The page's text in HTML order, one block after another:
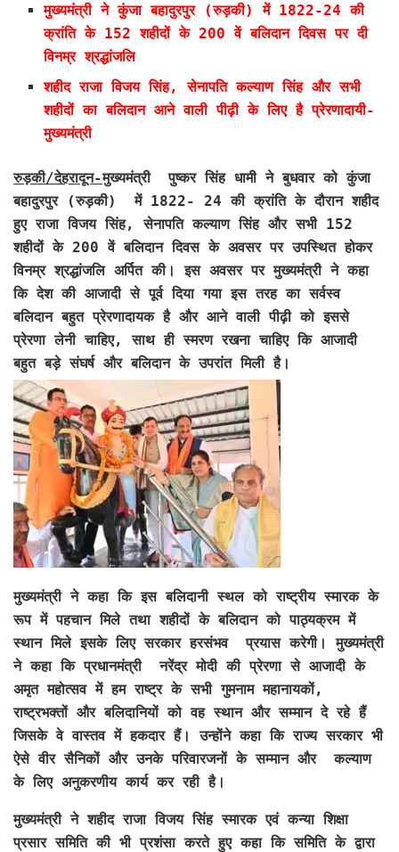
मुख्यमंत्री ने कुंजा बहादुरपुर (रुड़की) में 1822-24 की
क्रांति के 152 शहीदों के 200 वें बलिदान दिवस पर दी
विनम्र श्रद्धांजलि
शहीद राजा विजय सिंह, सेनापति कल्याण सिंह और सभी
शहीदों का बलिदान आने वाली पीढ़ी के लिए है प्रेरणादायी-
मुख्यमंत्री
रुड़की/देहरादून-मुख्यमंत्री पुष्कर सिंह धामी ने बुधवार को कुंजा
बहादुरपुर (रुड़की) में 1822- 24 की क्रांति के दौरान शहीद
हुए राजा विजय सिंह, सेनापति कल्याण सिंह और सभी 152
शहीदों के 200 वें बलिदान दिवस के अवसर पर उपस्थित होकर
विनम्र श्रद्धांजलि अर्पित की। इस अवसर पर मुख्यमंत्री ने कहा
कि देश की आजादी से पूर्व दिया गया इस तरह का सर्वस्व
बलिदान बहुत प्रेरणादायक है और आने वाली पीढ़ी को इससे
प्रेरणा लेनी चाहिए, साथ ही स्मरण रखना चाहिए कि आजादी
बहुत बड़े संघर्ष और बलिदान के उपरांत मिली है।
मुख्यमंत्री ने कहा कि इस बलिदानी स्थल को राष्ट्रीय स्मारक के
रूप में पहचान मिले तथा शहीदों के बलिदान को पाठ्यक्रम में
स्थान मिले इसके लिए सरकार हरसंभव प्रयास करेगी। मुख्यमंत्री
ने कहा कि प्रधानमंत्री नरेंद्र मोदी की प्रेरणा से आजादी के
अमृत महोत्सव में हम राष्ट्र के सभी गुमनाम महानायकों,
राष्ट्रभक्तों और बलिदानियों को वह स्थान और सम्मान दे रहे हैं
जिसके वे वास्तव में हकदार हैं। उन्होंने कहा कि राज्य सरकार भी
ऐसे वीर सैनिकों और उनके परिवारजनों के सम्मान और कल्याण
के लिए अनुकरणीय कार्य कर रही है।
मुख्यमंत्री ने शहीद राजा विजय सिंह स्मारक एवं कन्या शिक्षा
प्रसार समिति की भी प्रशंसा करते हुए कहा कि समिति के द्वारा